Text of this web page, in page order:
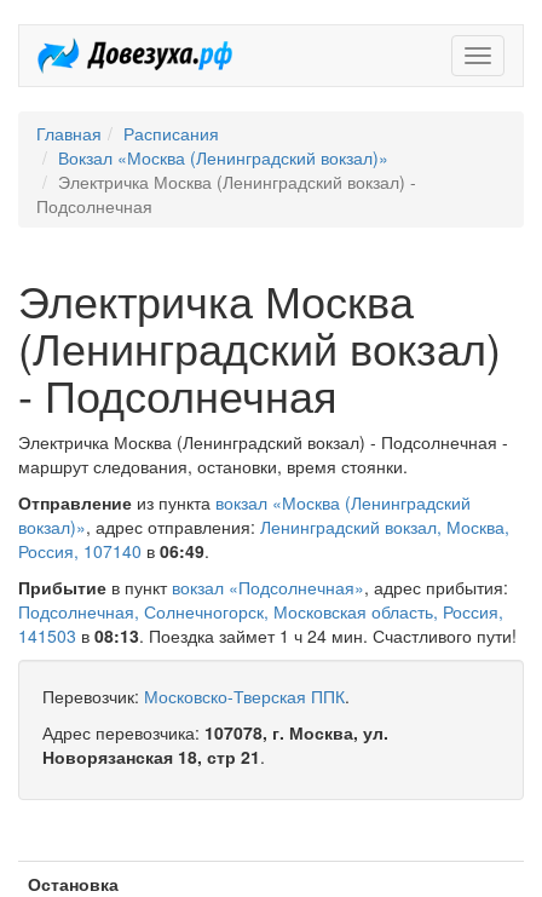
Главная
Расписания
Вокзал «Москва (Ленинградский вокзал)»
Электричка Москва (Ленинградский вокзал) -
Подсолнечная
Электричка Москва
(Ленинградский вокзал)
- Подсолнечная
Электричка Москва (Ленинградский вокзал) - Подсолнечная -
маршрут следования, остановки, время стоянки.
Отправление из пункта вокзал «Москва (Ленинградский
вокзал)», адрес отправления: Ленинградский вокзал, Москва,
Россия, 107140 в 06:49.
Прибытие в пункт вокзал «Подсолнечная», адрес прибытия:
Подсолнечная, Солнечногорск, Московская область, Россия,
141503 в 08:13. Поездка займет 1 ч 24 мин. Счастливого пути!
Перевозчик: Московско-Тверская ППК.
Адрес перевозчика: 107078, г. Москва, ул.
Новорязанская 18, стр 21.
Остановка